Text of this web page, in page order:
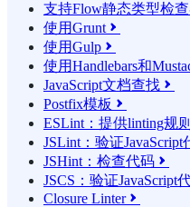
支持Flow静态类型检
使用Grunt 
使用Gulp 
使用Handlebars和
JavaScript文档查找 
Postfix模板 
ESLint：提供linting规则
JSLint：验证JavaScript
JSHint：检查代码 
JSCS：验证JavaScript
Closure Linter